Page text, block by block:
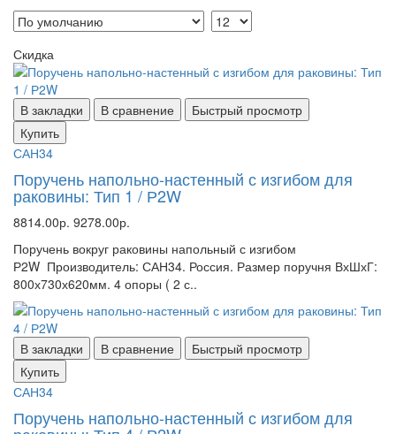
Скидка
В закладки В сравнение
Быстрый просмотр
Купить
САН34
Поручень напольно-настенный с изгибом для
раковины: Тип 1 / Р2W
8814.00р. 9278.00р.
Поручень вокруг раковины напольный с изгибом
Р2W Производитель: САН34. Россия. Размер поручня ВхШхГ:
800х730х620мм. 4 опоры ( 2 с..
В закладки В сравнение
Быстрый просмотр
Купить
САН34
Поручень напольно-настенный с изгибом для